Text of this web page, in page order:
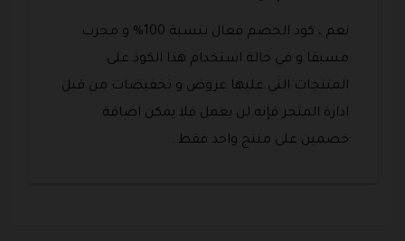
نعم ، كود الخصم فعال بنسبة 100% و مجرب
مسبقا و في حالة استخدام هذا الكود على
المنتجات التي عليها عروض و تخفيضات من قبل
ادارة المتجر فإنه لن يعمل فلا يمكن اضافة
خصمين على منتج واحد فقط .